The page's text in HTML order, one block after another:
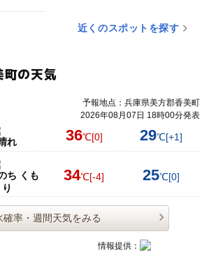
近くのスポットを探す
町の天気
予報地点：兵庫県美方郡香美町
2026年08月07日 18時00分発表
れ 36℃[0] 29℃[+1]
ち くも
り
34℃[-4] 25℃[0]
確率・週間天気をみる
情報提供：